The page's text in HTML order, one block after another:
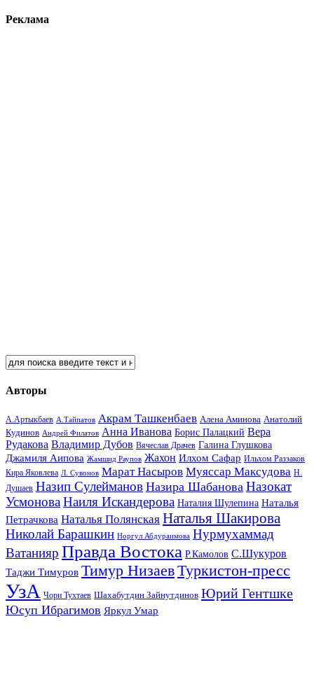
Реклама
Авторы
А.Артыкбаев А.Тайпатов Акрам Ташкенбаев Алена Аминова Анатолий
Кудинов Андрей Филатов Анна Иванова Борис Палацкий Вера
Рудакова Владимир Дубов Вячеслав Драчев Галина Глушкова
Джамиля Аипова Жамшид Раупов Жахон Илхом Сафар Ильхом Раззаков
Кира Яковлева Л. Сувонов Марат Насыров Муяссар Максудова Н.
Душаев Назип Сулейманов Назира Шабанова Назокат
УсмоноваНаиля Искандерова Наталия Шулепина Наталья
Петрачкова Наталья Полянская Наталья Шакирова
Николай Барашкин Норгул Абдураимова Нурмухаммад
Ватанияр Правда Востока Р.Камолов С.Шукуров
Таджи Тимуров Тимур НизаевТуркистон-пресс
УзА Чори Тухтаев Шахабутдин Зайнутдинов Юрий Гентшке
Юсуп Ибрагимов Яркул Умар